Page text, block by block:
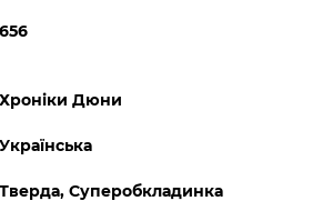
656
Хроніки Дюни
Українська
Тверда, Суперобкладинка